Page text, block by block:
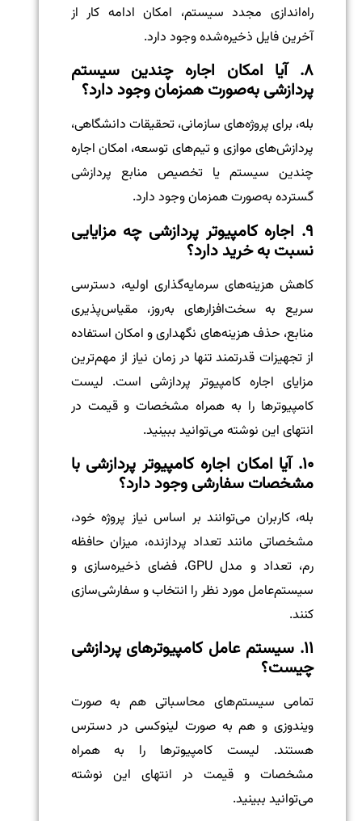
راه‌اندازی مجدد سیستم، امکان ادامه کار از
آخرین فایل ذخیره‌شده وجود دارد.
۸. آیا امکان اجاره چندین سیستم
پردازشی به‌صورت همزمان وجود دارد؟
بله، برای پروژه‌های سازمانی، تحقیقات دانشگاهی،
پردازش‌های موازی و تیم‌های توسعه، امکان اجاره
چندین سیستم یا تخصیص منابع پردازشی
گسترده به‌صورت همزمان وجود دارد.
۹. اجاره کامپیوتر پردازشی چه مزایایی
نسبت به خرید دارد؟
کاهش هزینه‌های سرمایه‌گذاری اولیه، دسترسی
سریع به سخت‌افزارهای به‌روز، مقیاس‌پذیری
منابع، حذف هزینه‌های نگهداری و امکان استفاده
از تجهیزات قدرتمند تنها در زمان نیاز از مهم‌ترین
مزایای اجاره کامپیوتر پردازشی است. لیست
کامپیوترها را به همراه مشخصات و قیمت در
انتهای این نوشته می‌توانید ببینید.
۱۰. آیا امکان اجاره کامپیوتر پردازشی با
مشخصات سفارشی وجود دارد؟
بله، کاربران می‌توانند بر اساس نیاز پروژه خود،
مشخصاتی مانند تعداد پردازنده، میزان حافظه
رم، تعداد و مدل GPU، فضای ذخیره‌سازی و
سیستم‌عامل مورد نظر را انتخاب و سفارشی‌سازی
کنند.
۱۱. سیستم عامل کامپیوترهای پردازشی
چیست؟
تمامی سیستم‌های محاسباتی هم به صورت
ویندوزی و هم به صورت لینوکسی در دسترس
هستند. لیست کامپیوترها را به همراه
مشخصات و قیمت در انتهای این نوشته
می‌توانید ببینید.